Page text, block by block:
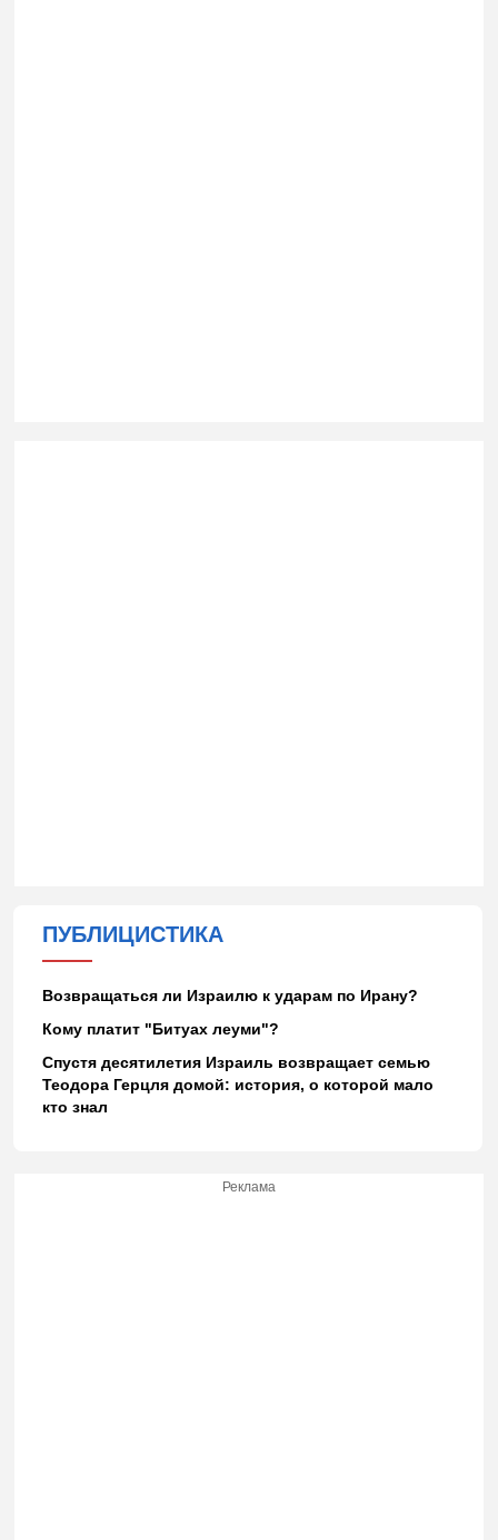
ПУБЛИЦИСТИКА
Возвращаться ли Израилю к ударам по Ирану?
Кому платит "Битуах леуми"?
Спустя десятилетия Израиль возвращает семью
Теодора Герцля домой: история, о которой мало
кто знал
Реклама